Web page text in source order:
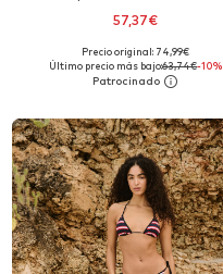
57,37€
Disponible en muchas tallas
Añadir a la cesta
Precio original: 74,99€
Último precio más bajo:63,74€-10%